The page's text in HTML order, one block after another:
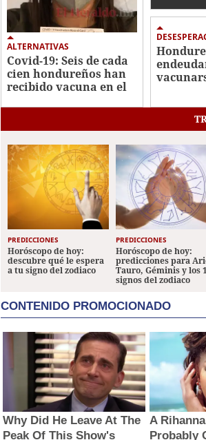
ALTERNATIVAS
Covid-19: Seis de cada
cien hondureños han
recibido vacuna en el
PREDICCIONES
Horóscopo de hoy:
descubre qué le espera
a tu signo del zodiaco
PREDICCIONES
Horóscopo de hoy:
predicciones para
Tauro, Géminis y los
signos del zodiaco
CONTENIDO PROMOCIONADO
Why Did He Leave At The
Peak Of This Show's
A
Probably